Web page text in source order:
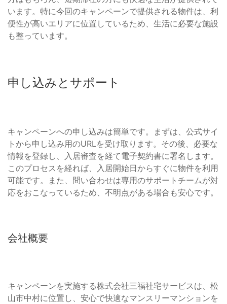
います。特に今回のキャンペーンで提供される物件は、利
便性が高いエリアに位置しているため、生活に必要な施設
も整っています。
申し込みとサポート
キャンペーンへの申し込みは簡単です。まずは、公式サイ
トから申し込み用のURLを受け取ります。その後、必要な
情報を登録し、入居審査を経て電子契約書に署名します。
このプロセスを経れば、入居開始日からすぐに物件を利用
可能です。また、問い合わせは専用のサポートチームが対
応をおこなっているため、不明点がある場合も安心です。
会社概要
キャンペーンを実施する株式会社三福社宅サービスは、松
山市中村に位置し、安心で快適なマンスリーマンションを